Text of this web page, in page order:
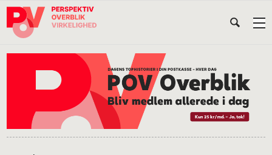
Gå
direkte
Skip
indhold
Gå
direkte